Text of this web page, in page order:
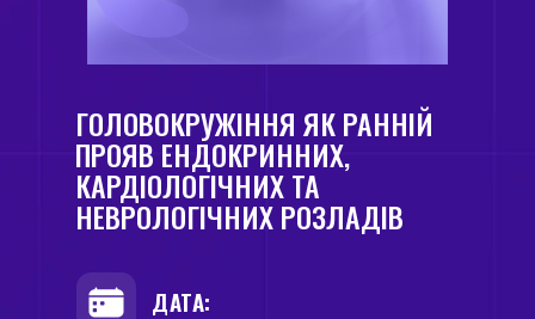
ДАТА:
ГОЛОВОКРУЖІННЯ ЯК РАННІЙ
ПРОЯВ ЕНДОКРИННИХ,
КАРДІОЛОГІЧНИХ ТА
НЕВРОЛОГІЧНИХ РОЗЛАДІВ